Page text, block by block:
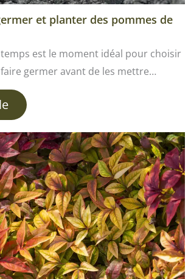
et planter des pommes de
est le moment idéal pour choisir
germer avant de les mettre…